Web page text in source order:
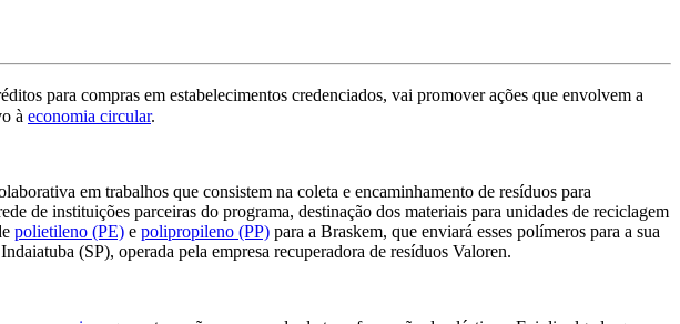
para compras em estabelecimentos credenciados, vai promover ações que envolvem a
à economia circular.
em trabalhos que consistem na coleta e encaminhamento de resíduos para
de instituições parceiras do programa, destinação dos materiais para unidades de reciclagem
polietileno (PE) e polipropileno (PP) para a Braskem, que enviará esses polímeros para a sua
(SP), operada pela empresa recuperadora de resíduos Valoren.